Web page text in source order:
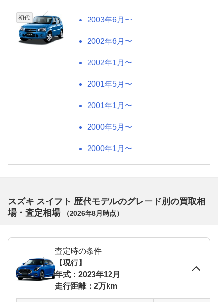
初代 2003年6月〜
2002年6月〜
2002年1月〜
2001年5月〜
2001年1月〜
2000年5月〜
2000年1月〜
スズキ スイフト 歴代モデルのグレード別の買取相
場・査定相場
（2026年8月 時点）
査定時の条件
【現行】
年式：2023年12月
走行距離：2万km